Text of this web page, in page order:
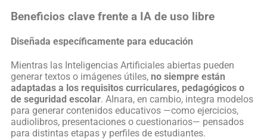
Beneficios clave frente a IA de uso libre
Diseñada específicamente para educación
Mientras las Inteligencias Artificiales abiertas pueden
generar textos o imágenes útiles, no siempre están
adaptadas a los requisitos curriculares, pedagógicos o
de seguridad escolar. AInara, en cambio, integra modelos
para generar contenidos educativos —como ejercicios,
audiolibros, presentaciones o cuestionarios— pensados
para distintas etapas y perfiles de estudiantes.